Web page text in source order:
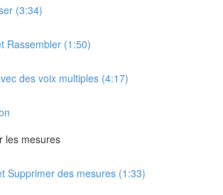
(3:34)
Rassembler (1:50)
des voix multiples (4:17)
les mesures
Supprimer des mesures (1:33)